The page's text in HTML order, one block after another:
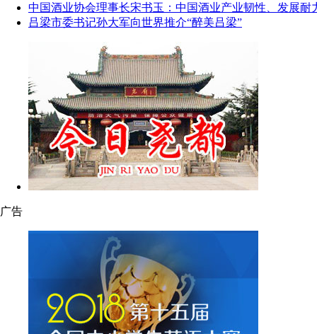
中国酒业协会理事长宋书玉：中国酒业产业韧性、发展耐
吕梁市委书记孙大军向世界推介“醉美吕梁”
广告